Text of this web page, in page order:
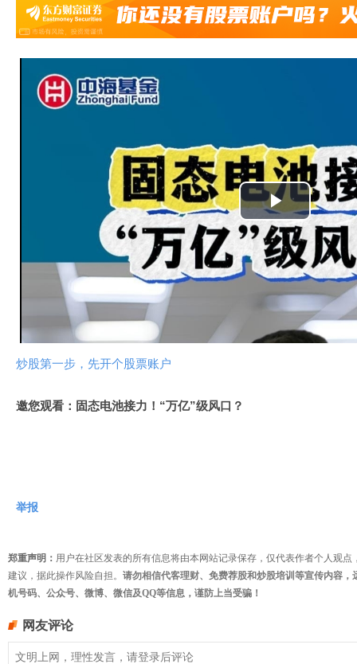
播
放
视
频
炒股第一步，先开个股票账户
邀您观看：固态电池接力！“万亿”级风口？
举报
郑重声明： 用户在社区发表的所有信息将由本网站记录保存，仅代表作者个人观
建议，据此操作风险自担。 请勿相信代客理财、免费荐股和炒股培训等宣传内容
机号码、公众号、微博、微信及QQ等信息，谨防上当受骗！
网友评论